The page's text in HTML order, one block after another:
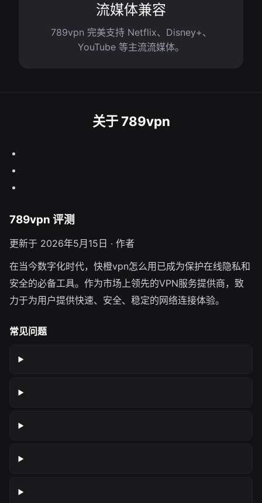
流媒体兼容
789vpn 完美支持 Netflix、Disney+、
YouTube 等主流流媒体。
关于 789vpn
789vpn 评测
更新于 2026年5月15日 · 作者
在当今数字化时代，快橙vpn怎么用已成为保护在线隐私和
安全的必备工具。作为市场上领先的VPN服务提供商，致
力于为用户提供快速、安全、稳定的网络连接体验。
常见问题